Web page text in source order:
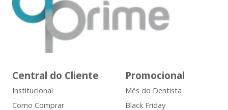
Central do Cliente
Institucional
Como Comprar
Promocional
Mês do Dentista
Black Friday